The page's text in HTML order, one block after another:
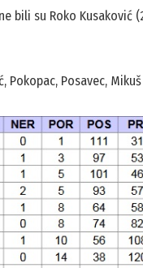
bili su Roko Kusaković
Pokopac, Posavec, Mikuš